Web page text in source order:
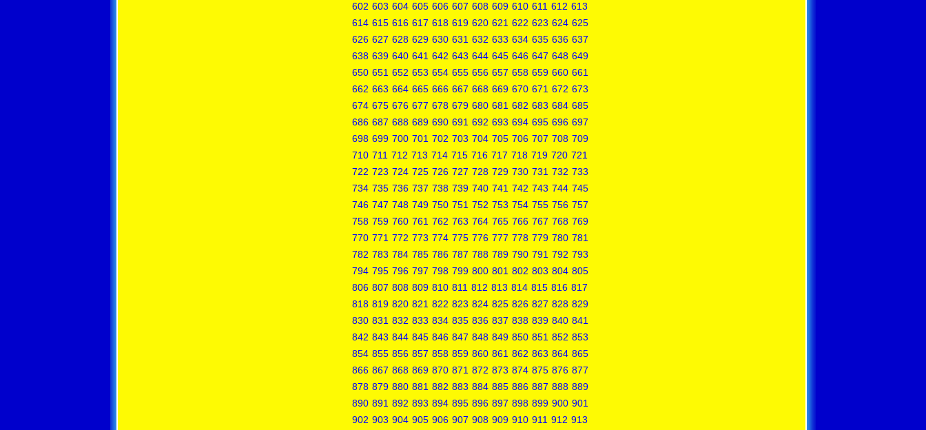
602 603 604 605 606 607 608 609 610 611 612 613
614 615 616 617 618 619 620 621 622 623 624 625
626 627 628 629 630 631 632 633 634 635 636 637
638 639 640 641 642 643 644 645 646 647 648 649
650 651 652 653 654 655 656 657 658 659 660 661
662 663 664 665 666 667 668 669 670 671 672 673
674 675 676 677 678 679 680 681 682 683 684 685
686 687 688 689 690 691 692 693 694 695 696 697
698 699 700 701 702 703 704 705 706 707 708 709
710 711 712 713 714 715 716 717 718 719 720 721
722 723 724 725 726 727 728 729 730 731 732 733
734 735 736 737 738 739 740 741 742 743 744 745
746 747 748 749 750 751 752 753 754 755 756 757
758 759 760 761 762 763 764 765 766 767 768 769
770 771 772 773 774 775 776 777 778 779 780 781
782 783 784 785 786 787 788 789 790 791 792 793
794 795 796 797 798 799 800 801 802 803 804 805
806 807 808 809 810 811 812 813 814 815 816 817
818 819 820 821 822 823 824 825 826 827 828 829
830 831 832 833 834 835 836 837 838 839 840 841
842 843 844 845 846 847 848 849 850 851 852 853
854 855 856 857 858 859 860 861 862 863 864 865
866 867 868 869 870 871 872 873 874 875 876 877
878 879 880 881 882 883 884 885 886 887 888 889
890 891 892 893 894 895 896 897 898 899 900 901
902 903 904 905 906 907 908 909 910 911 912 913